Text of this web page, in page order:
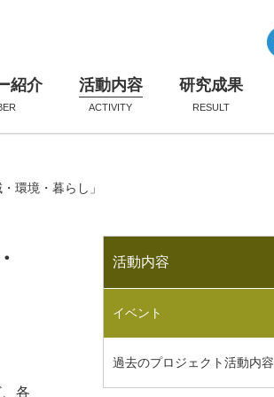
紹介 活動内容
ACTIVITY
研究成果
RESULT
環境・暮らし」
各
活動内容
イベント
過去のプロジェクト活動内容